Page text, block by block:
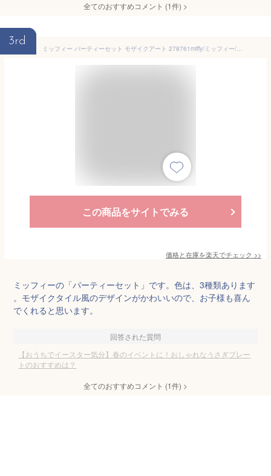
全てのおすすめコメント (1件) >
3rd
ミッフィー パーティーセット モザイクアート 278761miffy/ミッフィー/うさぎ/金正陶器/食器/ぷれーと/プレート/皿/ギフトセット/出産祝い/内祝い【あす楽対応】
この商品をサイトでみる
価格と在庫を楽天でチェック >>
ミッフィーの「パーティーセット」です。色は、3種類あります
。モザイクタイル風のデザインがかわいいので、お子様も喜ん
でくれると思います。
回答された質問
【おうちでイースター気分】春のイベントに！おしゃれなうさぎプレー
トのおすすめは？
全てのおすすめコメント (1件) >